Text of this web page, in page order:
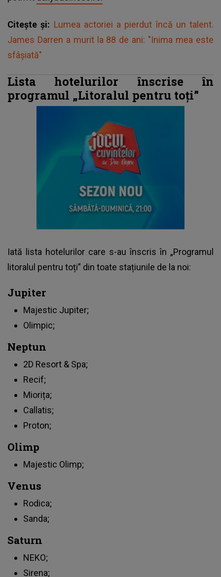
Citește și: Lumea actoriei a pierdut încă un talent.
James Darren a murit la 88 de ani: "Inima mea este
sfâșiată"
Lista hotelurilor înscrise în
programul „Litoralul pentru toți”
Iată lista hotelurilor care s-au înscris în „Programul
litoralul pentru toți” din toate stațiunile de la noi:
Jupiter
Majestic Jupiter;
Olimpic;
Neptun
2D Resort & Spa;
Recif;
Miorița;
Callatis;
Proton;
Olimp
Majestic Olimp;
Venus
Rodica;
Sanda;
Saturn
NEKO;
Sirena;